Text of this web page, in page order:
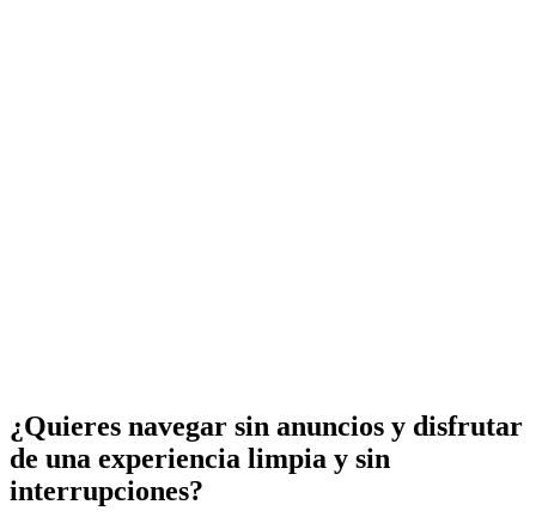
¿Quieres navegar sin anuncios y disfrutar
de una experiencia limpia y sin
interrupciones?